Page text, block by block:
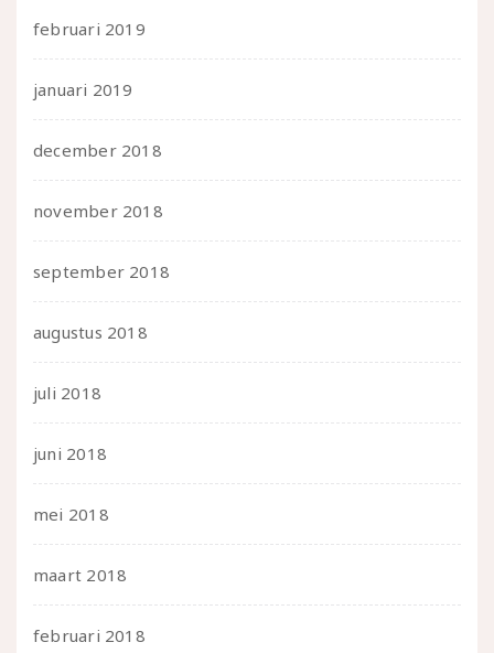
februari 2019
januari 2019
december 2018
november 2018
september 2018
augustus 2018
juli 2018
juni 2018
mei 2018
maart 2018
februari 2018